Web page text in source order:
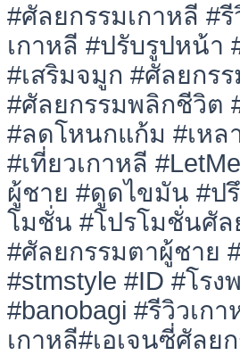
#ศัลยกรรมเกาหลี #
เกาหลี #ปรับรูปหน้า
#เสริมจมูก #ศัลยกร
#ศัลยกรรมพลิกชีวิต
#ลดโหนกแก้ม #เหล
#เที่ยวเกาหลี
ผู้ชาย #ดูดไขมัน #ป
โมชั่น #โปรโมชั่นศัล
#ศัลยกรรมตาผู้ชาย
#stmstyle #ID #โรง
#banobagi #รีวิวเก
เกาหลี#เอเจนซี่ศัลย